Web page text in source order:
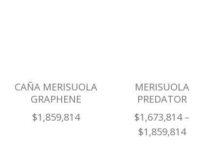
CAÑA MERISUOLA
GRAPHENE
$1,859,814
MERISUOLA
PREDATOR
$1,673,814–
$1,859,814